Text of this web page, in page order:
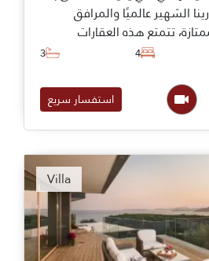
الشهير عالميًا والمرافق
تتمتع هذه العقارات
إلى الشاطئ ومسبح مشترك
4
3
استفسار سريع
Villa